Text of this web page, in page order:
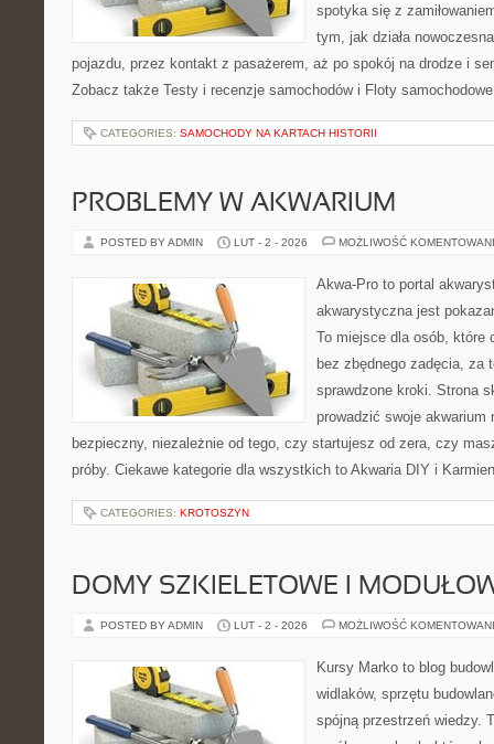
spotyka się z
tym, jak działa
pojazdu, przez kontakt z pasażerem, aż po spokój na drodze i
Zobacz także Testy i recenzje samochodów i Floty
CATEGORIES: SAMOCHODY NA KARTACH HISTORII
PROBLEMY W AKWARIUM
POSTED BY ADMIN LUT - 2 - 2026 MOŻLIWOŚĆ
Akwa-Pro to portal
akwarystyczna jest
To miejsce dla osób, które
bez zbędnego zadęcia, za
sprawdzone kroki. Strona
prowadzić swoje akwarium
bezpieczny, niezależnie od tego, czy startujesz od zera, czy
próby. Ciekawe kategorie dla wszystkich to Akwaria DIY i
CATEGORIES: KROTOSZYN
DOMY SZKIELETOWE I
POSTED BY ADMIN LUT - 2 - 2026 MOŻLIWOŚĆ
Kursy Marko to blog
widlaków, sprzętu
spójną przestrzeń wiedzy.